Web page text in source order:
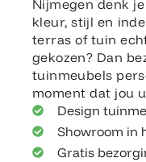
Nijmegen denk
kleur, stijl en
terras of tuin
gekozen? Dan
tuinmeubels
moment dat jou
Design
Showroom in
Gratis